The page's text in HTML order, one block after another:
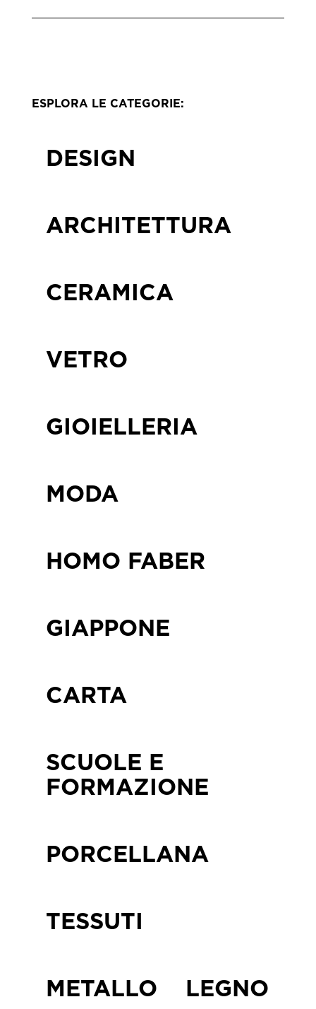
ESPLORA LE CATEGORIE:
DESIGN
ARCHITETTURA
CERAMICA
VETRO
GIOIELLERIA
MODA
HOMO FABER
GIAPPONE
CARTA
SCUOLE E
FORMAZIONE
PORCELLANA
TESSUTI
METALLO LEGNO